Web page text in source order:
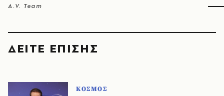
A.V. Team
ΔΕΙΤΕ ΕΠΙΣΗΣ
ΚΟΣΜΟΣ